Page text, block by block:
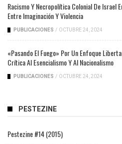
Racismo Y Necropolítica Colonial De Israel
Entre Imaginación Y Violencia
PUBLICACIONES / OCTUBRE 24, 2024
«Pasando El Fuego» Por Un Enfoque
Crítica Al Esencialismo Y Al Nacionalismo
PUBLICACIONES / OCTUBRE 24, 2024
PESTEZINE
Pestezine #14 (2015)